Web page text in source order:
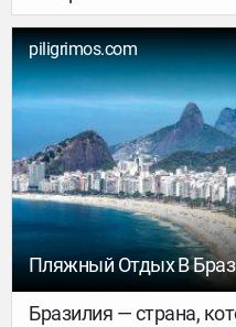
своего уютного
у живописной реки
Этим летом у вас есть
провести выходные в
на берегу реки и
центра Таллинна.
piligrimos.com
Пляжный Отдых В
Бразилия — страна,